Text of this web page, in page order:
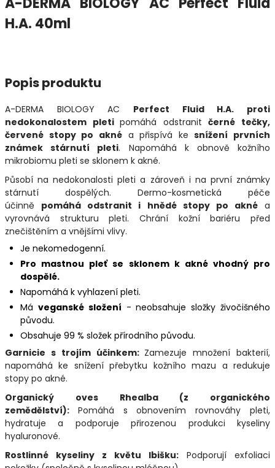
H.A. 40ml
Popis produktu
A-DERMA BIOLOGY AC Perfect Fluid H.A. proti
nedokonalostem pletipomáhá odstranitčerné tečky,
červené stopy po aknéa přispívá kesnížení prvních
známek stárnutí pleti. Napomáhá k obnově kožního
mikrobiomu pleti se sklonem k akné.
Působí na nedokonalosti pleti a zároveň i na první známky
stárnutí dospělých. Dermo-kosmetická péče
účinně pomáhá odstranit i hnědé stopy po aknéa
vyrovnává strukturu pleti. Chrání kožní bariéru před
znečištěním a vnějšími vlivy.
Je nekomedogenní.
Pro mastnou pleť se sklonem k akné vhodný pro
dospělé.
Napomáhá k vyhlazení pleti.
Má veganské složení - neobsahuje složky živočišného
původu.
Obsahuje 99 % složek přírodního původu.
Garnicie s trojím účinkem: Zamezuje množení bakterií,
napomáhá ke snížení přebytku kožního mazu a redukuje
stopy po akné.
Organický oves Rhealba (z organického
zemědělství): Pomáhá s obnovením rovnováhy pleti,
hydratuje a podporuje přirozenou produkci kyseliny
hyaluronové.
Rostlinné kyseliny z květu Ibišku: Podporují exfoliaci